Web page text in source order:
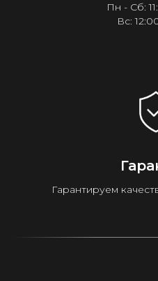
Пн - Сб:
Вс:
Гарантируем